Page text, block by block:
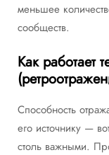
меньшее
сообществ.
Как работает
Способность
его источнику —
столь важными.